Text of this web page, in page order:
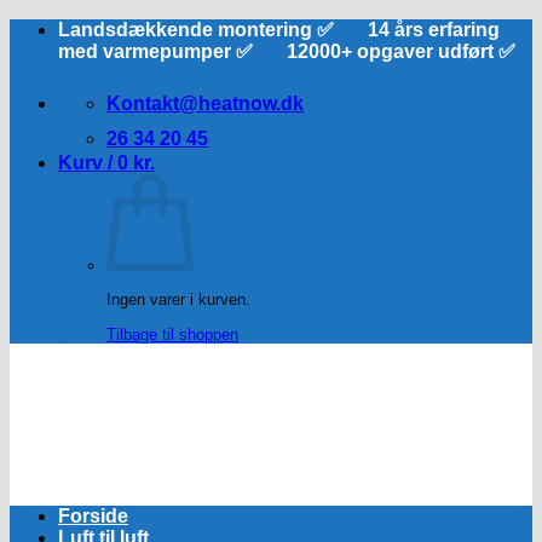
FortsætLandsdækkende montering ✅ 14 års erfaring
med varmepumper ✅ 12000+ opgaver udført ✅
Kontakt@heatnow.dk
26 34 20 45
Kurv / 0 kr.
Ingen varer i kurven.
Tilbage til shoppen
Forside
Luft til luft